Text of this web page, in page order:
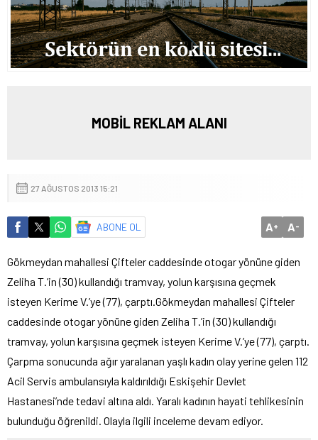
MOBİL REKLAM ALANI
27 AĞUSTOS 2013 15:21
ABONE OL A+ A-
Gökmeydan mahallesi Çifteler caddesinde otogar yönüne giden
Zeliha T.’in (30) kullandığı tramvay, yolun karşısına geçmek
isteyen Kerime V.’ye (77), çarptı. Gökmeydan mahallesi Çifteler
caddesinde otogar yönüne giden Zeliha T.’in (30) kullandığı
tramvay, yolun karşısına geçmek isteyen Kerime V.’ye (77), çarptı.
Çarpma sonucunda ağır yaralanan yaşlı kadın olay yerine gelen 112
Acil Servis ambulansıyla kaldırıldığı Eskişehir Devlet
Hastanesi’nde tedavi altına aldı. Yaralı kadının hayati tehlikesinin
bulunduğu öğrenildi. Olayla ilgili inceleme devam ediyor.